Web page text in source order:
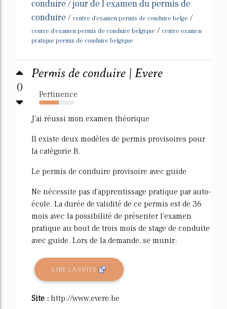
conduire /jour de l examen du permis de
conduire / centre d'examen permis de conduire belge /
centre d'examen permis de conduire belgique / centre examen
pratique permis de conduire belgique
0
Permis de conduire | Evere
Pertinence
55%
J'ai réussi mon examen théorique
Il existe deux modèles de permis provisoires pour
la catégorie B.
Le permis de conduire provisoire avec guide
Ne nécessite pas d'apprentissage pratique par auto-
école. La durée de validité de ce permis est de 36
mois avec la possibilité de présenter l'examen
pratique au bout de trois mois de stage de conduite
avec guide. Lors de la demande, se munir:
LIRE LA SUITE
Site : http://www.evere.be